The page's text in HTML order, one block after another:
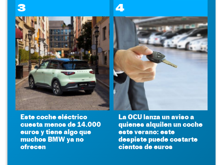
3
Este coche eléctrico
cuesta menos de 14.000
euros y tiene algo que
muchos BMW ya no
ofrecen
4
La OCU lanza un aviso a
quienes alquilen un coche
este verano: este
despiste puede costarte
cientos de euros